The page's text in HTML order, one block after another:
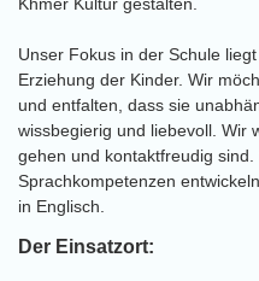
Unser Fokus in der Schule
Erziehung der Kinder. Wir
und entfalten, dass sie
wissbegierig und liebevoll. Wir
gehen und kontaktfreudig
Sprachkompetenzen
in Englisch.
Der Einsatzort: